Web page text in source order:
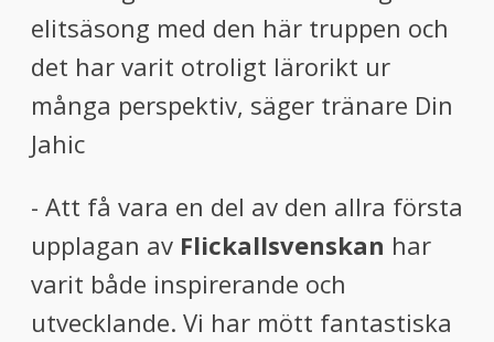
elitsäsong med den här truppen och
det har varit otroligt lärorikt ur
många perspektiv, säger tränare Din
Jahic
- Att få vara en del av den allra första
upplagan av Flickallsvenskan har
varit både inspirerande och
utvecklande. Vi har mött fantastiska